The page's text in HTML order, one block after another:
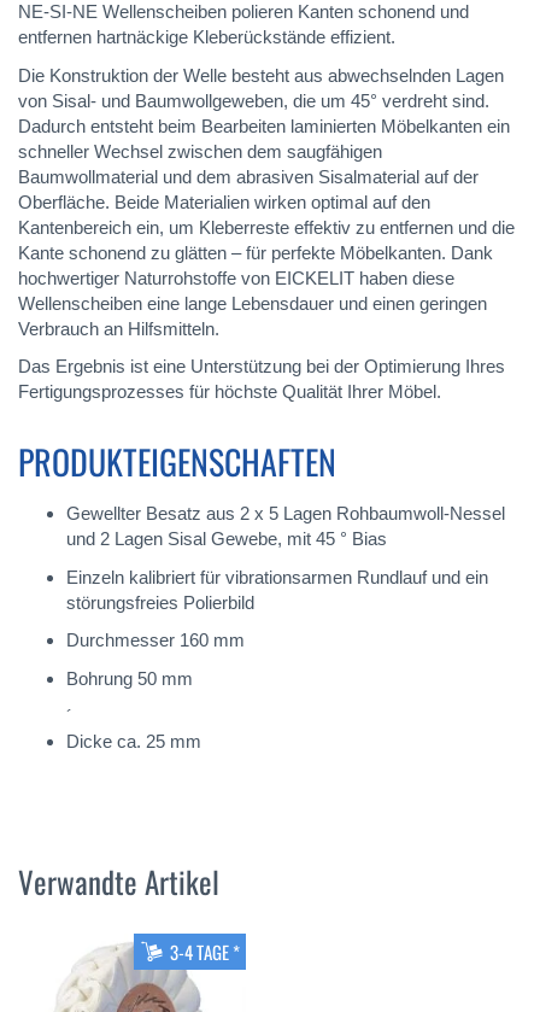
NE-SI-NE Wellenscheiben polieren Kanten schonend und
entfernen hartnäckige Kleberückstände effizient.
Die Konstruktion der Welle besteht aus abwechselnden Lagen
von Sisal- und Baumwollgeweben, die um 45° verdreht sind.
Dadurch entsteht beim Bearbeiten laminierten Möbelkanten ein
schneller Wechsel zwischen dem saugfähigen
Baumwollmaterial und dem abrasiven Sisalmaterial auf der
Oberfläche. Beide Materialien wirken optimal auf den
Kantenbereich ein, um Kleberreste effektiv zu entfernen und die
Kante schonend zu glätten – für perfekte Möbelkanten. Dank
hochwertiger Naturrohstoffe von EICKELIT haben diese
Wellenscheiben eine lange Lebensdauer und einen geringen
Verbrauch an Hilfsmitteln.
Das Ergebnis ist eine Unterstützung bei der Optimierung Ihres
Fertigungsprozesses für höchste Qualität Ihrer Möbel.
PRODUKTEIGENSCHAFTEN
Gewellter Besatz aus 2 x 5 Lagen Rohbaumwoll-Nessel
und 2 Lagen Sisal Gewebe, mit 45 ° Bias
Einzeln kalibriert für vibrationsarmen Rundlauf und ein
störungsfreies Polierbild
Durchmesser 160 mm
Bohrung 50 mm
´
Dicke ca. 25 mm
Verwandte Artikel
3-4 TAGE *